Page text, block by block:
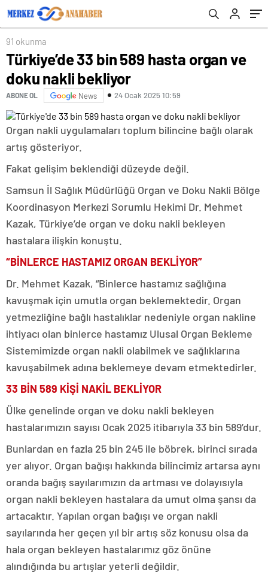
91 okunma
Türkiye’de 33 bin 589 hasta organ ve
doku nakli bekliyor
ABONE OL News 24 Ocak 2025 10:59
Organ nakli uygulamaları toplum bilincine bağlı olarak
artış gösteriyor.
Fakat gelişim beklendiği düzeyde değil.
Samsun İl Sağlık Müdürlüğü Organ ve Doku Nakli Bölge
Koordinasyon Merkezi Sorumlu Hekimi Dr. Mehmet
Kazak, Türkiye’de organ ve doku nakli bekleyen
hastalara ilişkin konuştu.
“BİNLERCE HASTAMIZ ORGAN BEKLİYOR”
Dr. Mehmet Kazak, “Binlerce hastamız sağlığına
kavuşmak için umutla organ beklemektedir. Organ
yetmezliğine bağlı hastalıklar nedeniyle organ nakline
ihtiyacı olan binlerce hastamız Ulusal Organ Bekleme
Sistemimizde organ nakli olabilmek ve sağlıklarına
kavuşabilmek adına beklemeye devam etmektedirler.
33 BİN 589 KİŞİ NAKİL BEKLİYOR
Ülke genelinde organ ve doku nakli bekleyen
hastalarımızın sayısı Ocak 2025 itibarıyla 33 bin 589’dur.
Bunlardan en fazla 25 bin 245 ile böbrek, birinci sırada
yer alıyor. Organ bağışı hakkında bilincimiz artarsa aynı
oranda bağış sayılarımızın da artması ve dolayısıyla
organ nakli bekleyen hastalara da umut olma şansı da
artacaktır. Yapılan organ bağışı ve organ nakli
sayılarında her geçen yıl bir artış söz konusu olsa da
hala organ bekleyen hastalarımız göz önüne
alındığında bu artışlar yeterli değildir.